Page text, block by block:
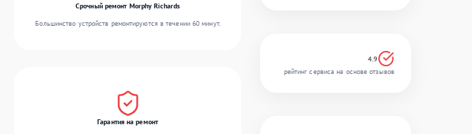
Срочный ремонт Morphy Richards
Большинство устройств ремонтируются в течении 60 минут.
Гарантия на ремонт
4.9
рейтинг сервиса на основе отзывов